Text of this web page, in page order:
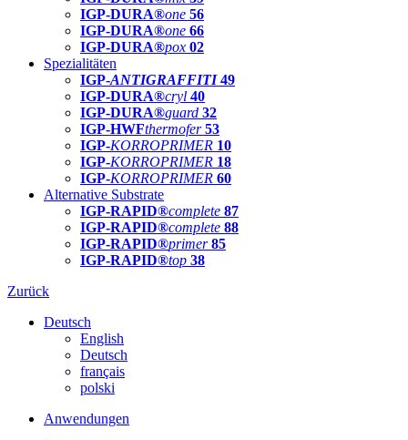
IGP-DURA®one 56
IGP-DURA®one 66
IGP-DURA®pox 02
Spezialitäten
IGP-ANTIGRAFFITI49
IGP-DURA®cryl 40
IGP-DURA®guard 32
IGP-HWFthermofer 53
IGP-KORROPRIMER 10
IGP-KORROPRIMER 18
IGP-KORROPRIMER 60
Alternative Substrate
IGP-RAPID®complete 87
IGP-RAPID®complete 88
IGP-RAPID®primer 85
IGP-RAPID®top 38
Zurück
Deutsch
English
Deutsch
français
polski
Anwendungen